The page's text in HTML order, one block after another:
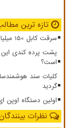
تازه ترین
سرقت کابل 150 میلیارد تومان خسارت زد
پشت پرده کندی این
است؟
کلیات سند
گردید
اولین دستگاه
نظرات